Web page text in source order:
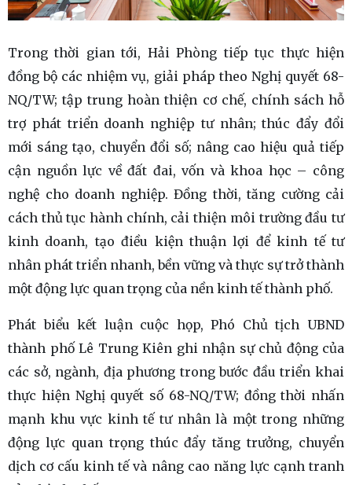
Trong thời gian tới, Hải Phòng tiếp tục thực hiện
đồng bộ các nhiệm vụ, giải pháp theo Nghị quyết 68-
NQ/TW; tập trung hoàn thiện cơ chế, chính sách hỗ
trợ phát triển doanh nghiệp tư nhân; thúc đẩy đổi
mới sáng tạo, chuyển đổi số; nâng cao hiệu quả tiếp
cận nguồn lực về đất đai, vốn và khoa học – công
nghệ cho doanh nghiệp. Đồng thời, tăng cường cải
cách thủ tục hành chính, cải thiện môi trường đầu tư
kinh doanh, tạo điều kiện thuận lợi để kinh tế tư
nhân phát triển nhanh, bền vững và thực sự trở thành
một động lực quan trọng của nền kinh tế thành phố.
Phát biểu kết luận cuộc họp, Phó Chủ tịch UBND
thành phố Lê Trung Kiên ghi nhận sự chủ động của
các sở, ngành, địa phương trong bước đầu triển khai
thực hiện Nghị quyết số 68-NQ/TW; đồng thời nhấn
mạnh khu vực kinh tế tư nhân là một trong những
động lực quan trọng thúc đẩy tăng trưởng, chuyển
dịch cơ cấu kinh tế và nâng cao năng lực cạnh tranh